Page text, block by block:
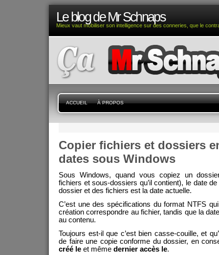
Le blog de Mr Schnaps
Mieux vaut mobiliser son intelligence sur des conneries, que le
ACCUEIL À PROPOS
Copier fichiers et dossiers
dates sous Windows
Sous Windows, quand vous copiez un
fichiers et sous-dossiers qu’il contient), le date
dossier et des fichiers est la date actuelle.
C’est une des spécifications du format NTFS
création correspondre au fichier, tandis que la
au contenu.
Toujours est-il que c’est bien casse-couille, et
de faire une copie conforme du dossier, en
créé le et même dernier accès le.